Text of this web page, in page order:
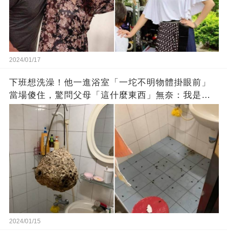
2024/01/17
下班想洗澡！他一進浴室「一坨不明物體掛眼前」
當場傻住，驚問父母「這什麼東西」無奈：我是親
生的嗎？
2024/01/15